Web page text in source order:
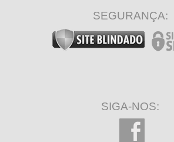
SEGURANÇA:
SIGA-NOS: